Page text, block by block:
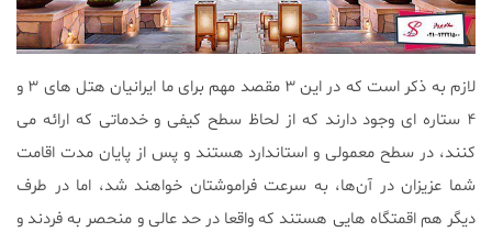
لازم به ذکر است که در این ۳ مقصد مهم برای ما ایرانیان هتل های ۳ و
۴ ستاره ای وجود دارند که از لحاظ سطح کیفی و خدماتی که ارائه می
‌کنند، در سطح معمولی و استاندارد هستند و پس از پایان مدت اقامت
شما عزیزان در آن‌ها، به‌ سرعت فراموشتان خواهند شد، اما در طرف
دیگر هم اقمتگاه هایی هستند که واقعا در حد عالی و منحصر به ‌فردند و